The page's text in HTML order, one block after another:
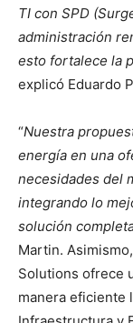
TI con SPD
administración
esto fortalece la
explicó Eduardo
“Nuestra
energía en una
necesidades del
integrando lo
solución
Martin.
Solutions ofrece
manera eficiente